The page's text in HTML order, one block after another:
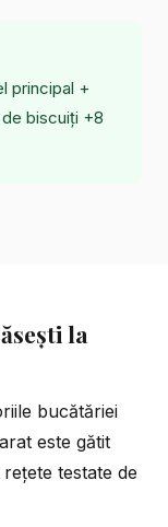
principal +
de biscuiți +8
la
bucătăriei
este gătit
testate de